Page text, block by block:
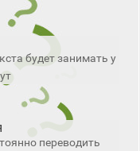
будет занимать у
переводить